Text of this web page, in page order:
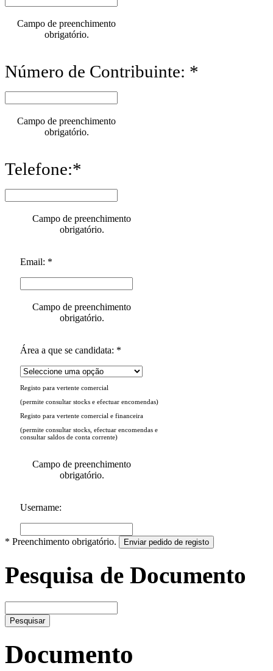
Campo de preenchimento
obrigatório.
Número de Contribuinte: *
Campo de preenchimento
obrigatório.
Telefone:*
Campo de preenchimento
obrigatório.
Email: *
Campo de preenchimento
obrigatório.
Área a que se candidata: *
Registo para vertente comercial
(permite consultar stocks e efectuar encomendas)
Registo para vertente comercial e financeira
(permite consultar stocks, efectuar encomendas e
consultar saldos de conta corrente)
Campo de preenchimento
obrigatório.
Username:
* Preenchimento obrigatório. Enviar pedido de registo
Pesquisa de Documento
Pesquisar
Documento